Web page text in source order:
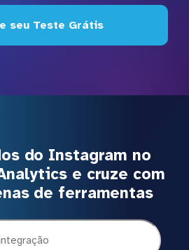
seu Teste Grátis
do Instagram no
e cruze com
de ferramentas